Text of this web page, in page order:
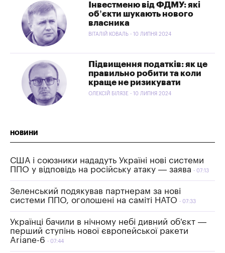
Інвестменю від ФДМУ: які
об’єкти шукають нового
власника
ВІТАЛІЙ КОВАЛЬ - 10 ЛИПНЯ 2024
Підвищення податків: як це
правильно робити та коли
краще не ризикувати
ОЛЕКСІЙ БІЛЯЗЕ - 10 ЛИПНЯ 2024
НОВИНИ
США і союзники нададуть Україні нові системи
ППО у відповідь на російську атаку — заява
07:13
Зеленський подякував партнерам за нові
системи ППО, оголошені на саміті НАТО
07:33
Українці бачили в нічному небі дивний об'єкт —
перший ступінь нової європейської ракети
Ariane-6
07:44